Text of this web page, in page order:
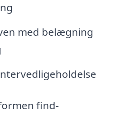
med belægning
find-